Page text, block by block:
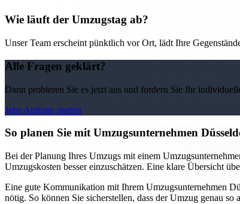
Wie läuft der Umzugstag ab?
Unser Team erscheint pünktlich vor Ort, lädt Ihre
Alle Fragen geklärt?
Dann probieren Sie es jetzt aus und fordern Sie Ihr
Jetzt Anfrage starten
So planen Sie mit Umzugsunternehmen
Bei der Planung Ihres Umzugs mit einem
Umzugskosten besser einzuschätzen. Eine klare Übersicht
Eine gute Kommunikation mit Ihrem Umzugsunternehmen
nötig. So können Sie sicherstellen, dass der Umzug genau so